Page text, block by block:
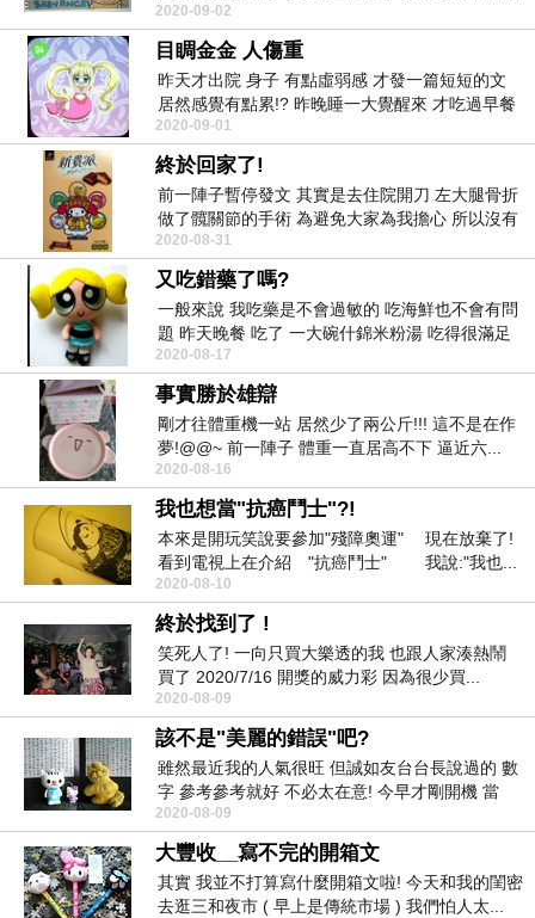
心地...
2020-09-02
目睭金金 人傷重
昨天才出院 身子 有點虛弱感 才發一篇短短的文
居然感覺有點累!? 昨晚睡一大覺醒來 才吃過早餐
...
2020-09-01
終於回家了!
前一陣子暫停發文 其實是去住院開刀 左大腿骨折
做了髖關節的手術 為避免大家為我擔心 所以沒有
告知...
2020-08-31
又吃錯藥了嗎?
一般來說 我吃藥是不會過敏的 吃海鮮也不會有問
題 昨天晚餐 吃了 一大碗什錦米粉湯 吃得很滿足
...
2020-08-17
事實勝於雄辯
剛才往體重機一站 居然少了兩公斤!!! 這不是在作
夢!@@~ 前一陣子 體重一直居高不下 逼近六...
2020-08-16
我也想當"抗癌鬥士"?!
本來是開玩笑說要參加"殘障奧運" 現在放棄了!
看到電視上在介紹 "抗癌鬥士" 我說:"我也...
2020-08-10
終於找到了 !
笑死人了! 一向只買大樂透的我 也跟人家湊熱鬧
買了 2020/7/16 開獎的威力彩 因為很少買...
2020-08-09
該不是"美麗的錯誤"吧?
雖然最近我的人氣很旺 但誠如友台台長說過的 數
字 參考參考就好 不必太在意! 今早才剛開機 當
日...
2020-08-09
大豐收__寫不完的開箱文
其實 我並不打算寫什麼開箱文啦! 今天和我的閨密
去逛三和夜市 ( 早上是傳統市場 ) 我們怕人太...